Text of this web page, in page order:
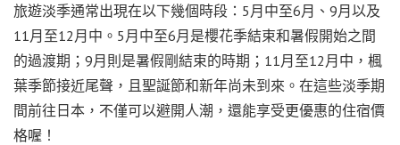
旅遊淡季通常出現在以下幾個時段：5月中至6月、9月以及
11月至12月中。5月中至6月是櫻花季結束和暑假開始之間
的過渡期；9月則是暑假剛結束的時期；11月至12月中，楓
葉季節接近尾聲，且聖誕節和新年尚未到來。在這些淡季期
間前往日本，不僅可以避開人潮，還能享受更優惠的住宿價
格喔！